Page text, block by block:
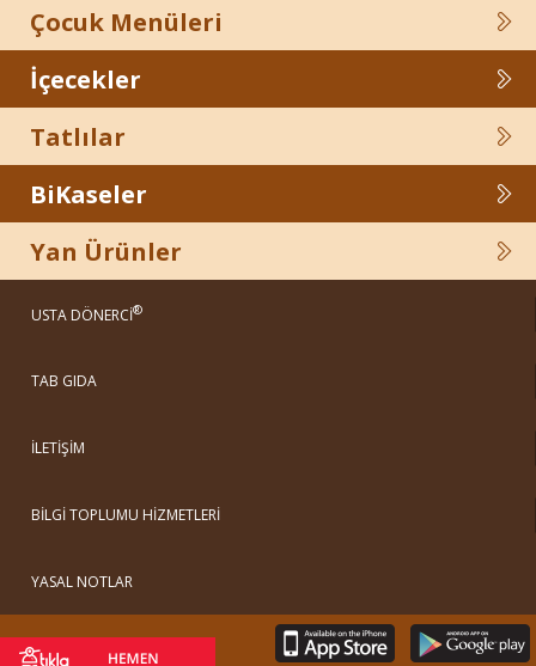
Çocuk Menüleri
İçecekler
Tatlılar
BiKaseler
Yan Ürünler
USTA DÖNERCİ®
TAB GIDA
İLETİŞİM
BİLGİ TOPLUMU HİZMETLERİ
YASAL NOTLAR